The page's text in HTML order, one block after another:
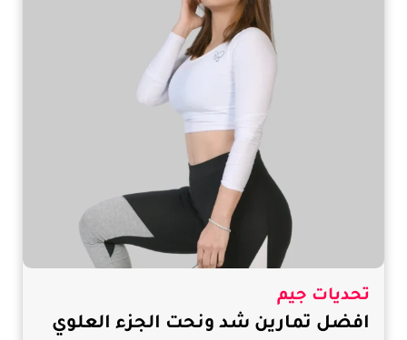
تحديات جيم
افضل تمارين شد ونحت الجزء العلوي